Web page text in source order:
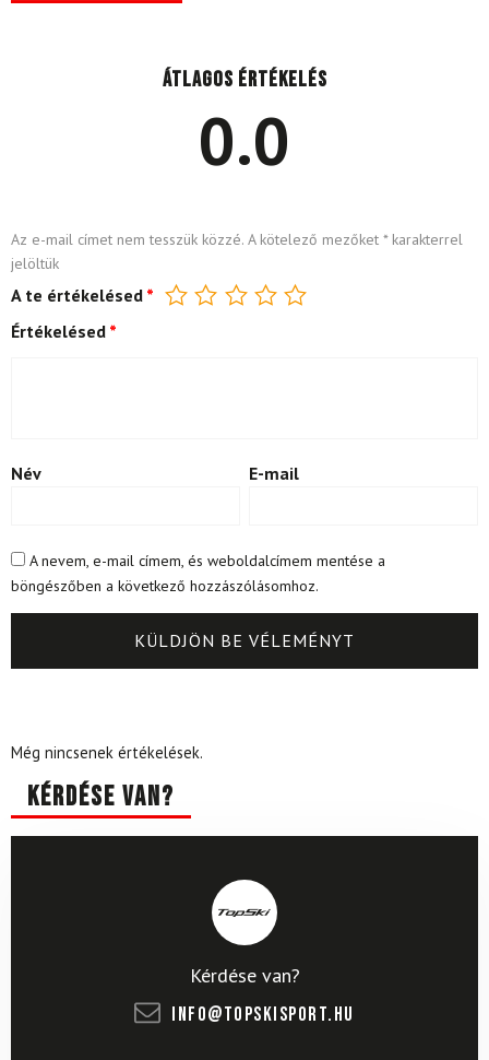
Átlagos értékelés
0.0
Az e-mail címet nem tesszük közzé. A kötelező mezőket *karakterrel
jelöltük
A te értékelésed *
Értékelésed *
Név E-mail
A nevem, e-mail címem, és weboldalcímem mentése a
böngészőben a következő hozzászólásomhoz.
Még nincsenek értékelések.
Kérdése van?
Kérdése van?
info@topskisport.hu